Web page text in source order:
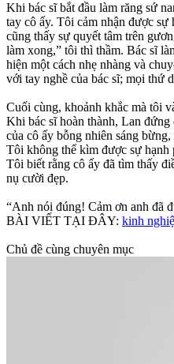
Khi bác sĩ bắt đầu làm răng sứ
tay cô ấy. Tôi cảm nhận được
cũng thấy sự quyết tâm trên
làm xong,” tôi thì thầm. Bác sĩ
hiện một cách nhẹ nhàng và
với tay nghề của bác sĩ; mọi thứ
Cuối cùng, khoảnh khắc mà tôi
Khi bác sĩ hoàn thành, Lan
của cô ấy bỗng nhiên sáng
Tôi không thể kìm được sự hạnh
Tôi biết rằng cô ấy đã tìm thấy
nụ cười đẹp.
“Anh nói đúng! Cảm ơn anh đã
BÀI VIẾT TẠI ĐÂY: kinh
Chủ đề cùng chuyên mục